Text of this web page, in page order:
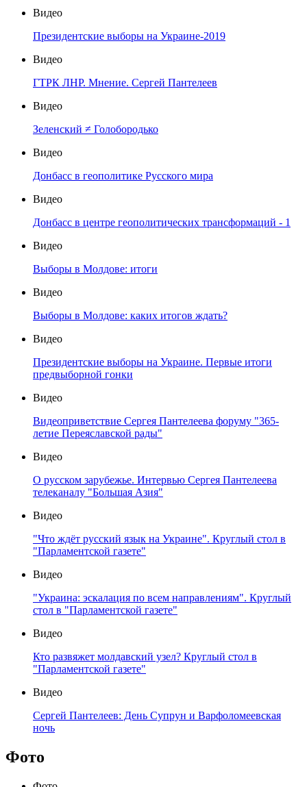
Видео
Президентские выборы на Украине-2019
Видео
ГТРК ЛНР. Мнение. Сергей Пантелеев
Видео
Зеленский ≠ Голобородько
Видео
Донбасс в геополитике Русского мира
Видео
Донбасс в центре геополитических трансформаций - 1
Видео
Выборы в Молдове: итоги
Видео
Выборы в Молдове: каких итогов ждать?
Видео
Президентские выборы на Украине. Первые итоги
предвыборной гонки
Видео
Видеоприветствие Сергея Пантелеева форуму "365-
летие Переяславской рады"
Видео
О русском зарубежье. Интервью Сергея Пантелеева
телеканалу "Большая Азия"
Видео
"Что ждёт русский язык на Украине". Круглый стол в
"Парламентской газете"
Видео
"Украина: эскалация по всем направлениям". Круглый
стол в "Парламентской газете"
Видео
Кто развяжет молдавский узел? Круглый стол в
"Парламентской газете"
Видео
Сергей Пантелеев: День Супрун и Варфоломеевская
ночь
Фото